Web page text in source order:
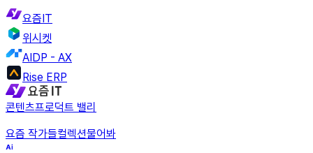
요즘IT
위시켓
AIDP - AX
Rise ERP
콘텐츠프로덕트 밸리
요즘 작가들컬렉션물어봐